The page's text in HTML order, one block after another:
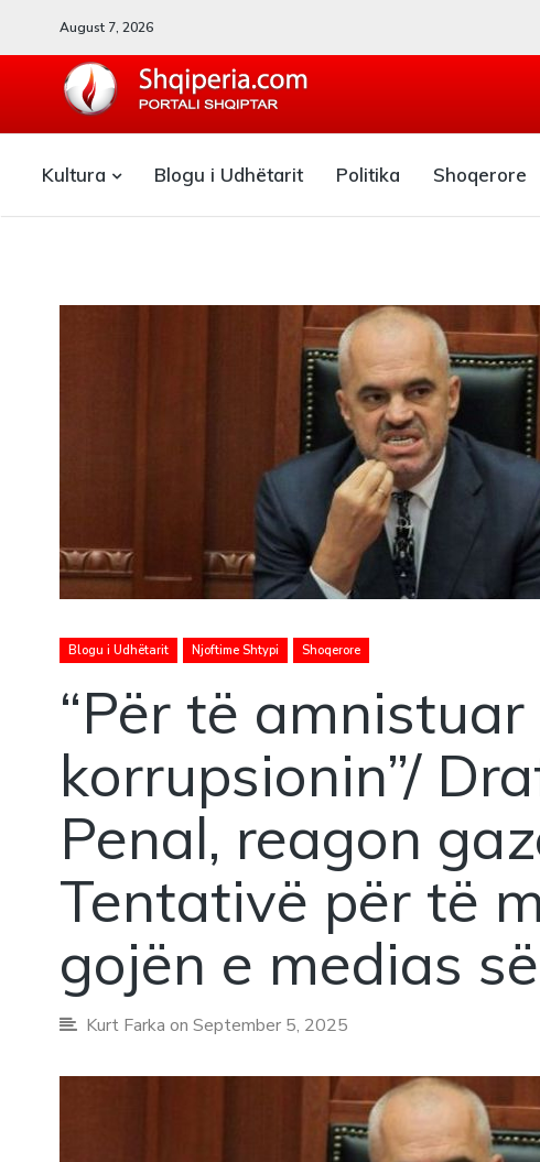
August 7, 2026
Kultura Blogu i Udhëtarit Politika Shoqerore
Blogu i Udhëtarit Njoftime Shtypi Shoqerore
“Për të amnistuar
korrupsionin”/
Penal, reagon
Tentativë për të
gojën e medias
Kurt Farka on September 5, 2025